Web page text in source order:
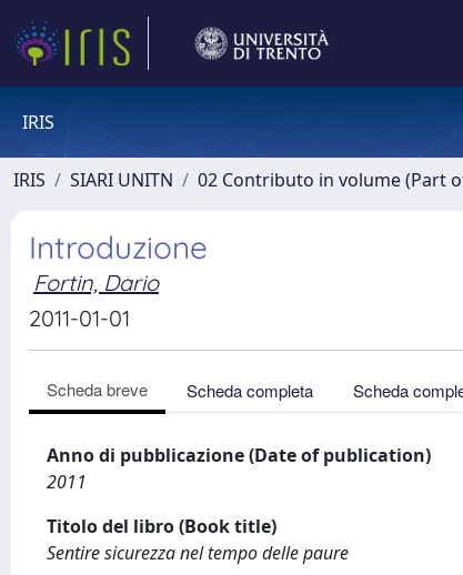
IRIS
IRIS SIARI UNITN 02 Contributo in volume (Part
Introduzione
Fortin, Dario
2011-01-01
Scheda breve Scheda completa Scheda
Anno di pubblicazione (Date of publication)
2011
Titolo del libro (Book title)
Sentire sicurezza nel tempo delle paure